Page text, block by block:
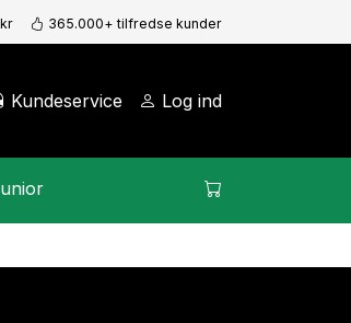
365.000+ tilfredse kunder
Kundeservice Log ind